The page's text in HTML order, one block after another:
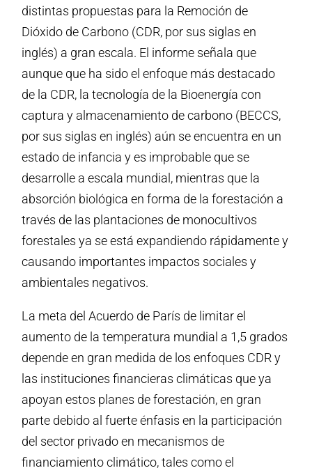
distintas propuestas para la Remoción de
Dióxido de Carbono (CDR, por sus siglas en
inglés) a gran escala. El informe señala que
aunque que ha sido el enfoque más destacado
de la CDR, la tecnología de la Bioenergía con
captura y almacenamiento de carbono (BECCS,
por sus siglas en inglés) aún se encuentra en un
estado de infancia y es improbable que se
desarrolle a escala mundial, mientras que la
absorción biológica en forma de la forestación a
través de las plantaciones de monocultivos
forestales ya se está expandiendo rápidamente y
causando importantes impactos sociales y
ambientales negativos.
La meta del Acuerdo de París de limitar el
aumento de la temperatura mundial a 1,5 grados
depende en gran medida de los enfoques CDR y
las instituciones financieras climáticas que ya
apoyan estos planes de forestación, en gran
parte debido al fuerte énfasis en la participación
del sector privado en mecanismos de
financiamiento climático, tales como el